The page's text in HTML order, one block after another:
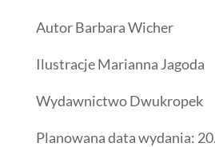
Autor Barbara Wicher
Ilustracje Marianna Jagoda
Wydawnictwo Dwukropek
Planowana data wydania: